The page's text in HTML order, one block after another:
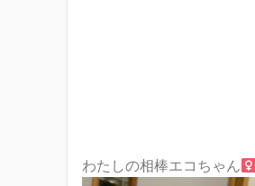
わたしの相棒エコちゃん